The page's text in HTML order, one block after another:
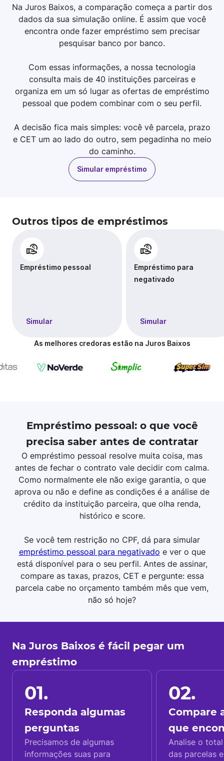
Na Juros Baixos, a comparação começa a partir dos
dados da sua simulação online. É assim que você
encontra onde fazer empréstimo sem precisar
pesquisar banco por banco.
Com essas informações, a nossa tecnologia
consulta mais de 40 instituições parceiras e
organiza em um só lugar as ofertas de empréstimo
pessoal que podem combinar com o seu perfil.
A decisão fica mais simples: você vê parcela, prazo
e CET um ao lado do outro, sem pegadinha no meio
do caminho.
Simular empréstimo
Outros tipos de empréstimos
Empréstimo pessoal
Simular
Empréstimo para
negativado
Simular
As melhores credoras estão na Juros Baixos
Empréstimo pessoal: o que você
precisa saber antes de contratar
O empréstimo pessoal resolve muita coisa, mas
antes de fechar o contrato vale decidir com calma.
Como normalmente ele não exige garantia, o que
aprova ou não e define as condições é a análise de
crédito da instituição parceira, que olha renda,
histórico e score.
Se você tem restrição no CPF, dá para simular
empréstimo pessoal para negativado e ver o que
está disponível para o seu perfil. Antes de assinar,
compare as taxas, prazos, CET e pergunte: essa
parcela cabe no orçamento também mês que vem,
não só hoje?
Na Juros Baixos é fácil pegar um
empréstimo
01.
Responda algumas
perguntas
Precisamos de algumas
informações suas para
02.
Compare
que
Analise o
das parcelas